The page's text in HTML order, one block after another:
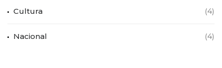
Cultura (4)
Nacional (4)